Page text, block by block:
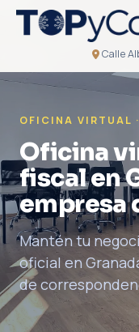
Calle
OFICINA VIRTUAL
Oficina
fiscal en
empresa
Mantén tu
oficial en
de